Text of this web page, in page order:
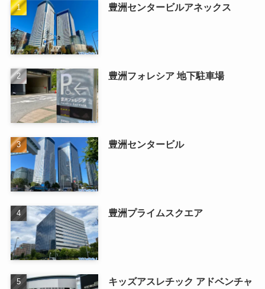
豊洲センタービルアネックス
豊洲フォレシア 地下駐車場
豊洲センタービル
豊洲プライムスクエア
キッズアスレチック アドベンチャ